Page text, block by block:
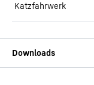
Katzfahrwerk